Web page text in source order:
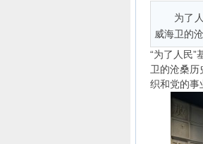
为了
威海卫的
“为了人民”
卫的沧桑历
织和党的事